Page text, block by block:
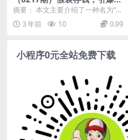
红书流量， 26天涨粉3.8w，
作品制作简单，多种变现方式
(探索“假装存钱”新模式，轻松
摘要： 本文主要介绍了一种名为“假
装存钱”的存钱模式，该模式在小红
书上非常火爆，...
3 年前 10 0.99
小程序0元全站免费下载